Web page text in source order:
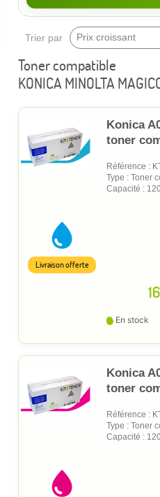
Trier par
Toner compatible
KONICA MINOLTA
Konica
toner
Référence :
Type : Toner
Capacité :
Livraison offerte
En stock
Konica
toner
Référence :
Type : Toner
Capacité :